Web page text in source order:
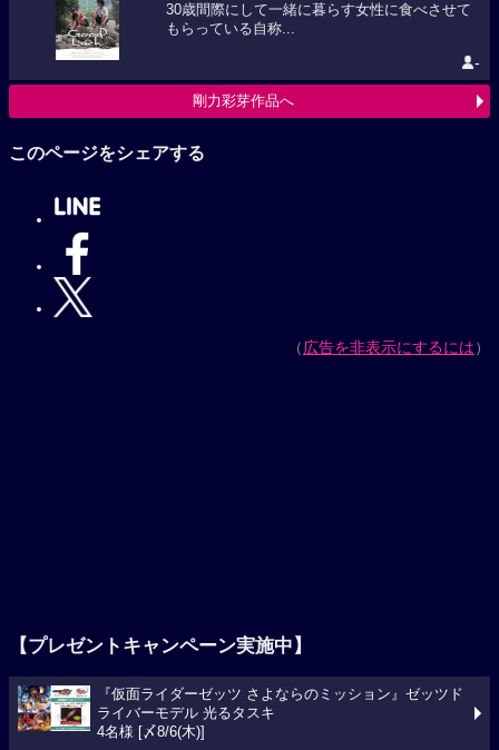
30歳間際にして一緒に暮らす女性に食べさせて
もらっている自称...
-
剛力彩芽作品へ
このページをシェアする
（広告を非表示にするには）
【プレゼントキャンペーン実施中】
『仮面ライダーゼッツ さよならのミッション』ゼッツド
ライバーモデル 光るタスキ
4名様 [〆8/6(木)]